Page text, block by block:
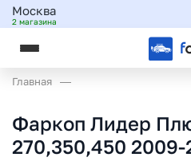
Москва
2 магазина
Главная
Фаркоп Лидер
270,350,450 2009-